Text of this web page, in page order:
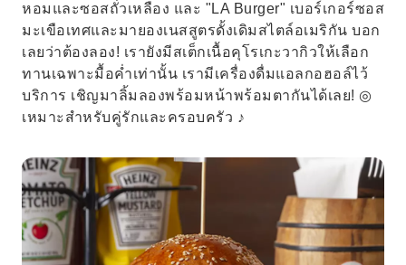
หอมและซอสถั่วเหลือง และ "LA Burger" เบอร์เกอร์ซอส
มะเขือเทศและมายองเนสสูตรดั้งเดิมสไตล์อเมริกัน บอก
เลยว่าต้องลอง! เรายังมีสเต็กเนื้อคุโรเกะวากิวให้เลือก
ทานเฉพาะมื้อค่ำเท่านั้น เรามีเครื่องดื่มแอลกอฮอล์ไว้
บริการ เชิญมาลิ้มลองพร้อมหน้าพร้อมตากันได้เลย! ◎
เหมาะสำหรับคู่รักและครอบครัว ♪